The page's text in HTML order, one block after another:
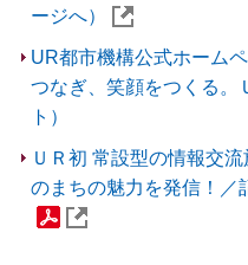
ージへ）
UR都市機構公式ホーム
つなぎ、笑顔をつくる。
ト）
ＵＲ初 常設型の情報交
のまちの魅力を発信！／